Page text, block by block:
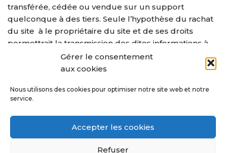
Gérer le consentement
aux cookies
Nous utilisons des cookies pour optimiser notre site web et notre
service.
Accepter les cookies
Refuser
transférée, cédée ou vendue sur un support
quelconque à des tiers. Seule l’hypothèse du rachat
du site à le propriétaire du site et de ses droits
permettrait la transmission des dites informations à
l’éventuel acquéreur qui serait à son tour tenu de la
même obligation de conservation et de modification
AleauSolaire.fr.
Les bases de données sont protégées par les
dispositions de la loi du 1er juillet 1998 transposant la